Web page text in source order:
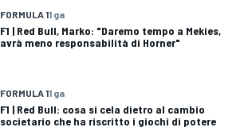
FORMULA 11 ga
F1 | Red Bull, Marko: "Daremo tempo a Mekies,
avrà meno responsabilità di Horner"
FORMULA 11 ga
F1 | Red Bull: cosa si cela dietro al cambio
societario che ha riscritto i giochi di potere